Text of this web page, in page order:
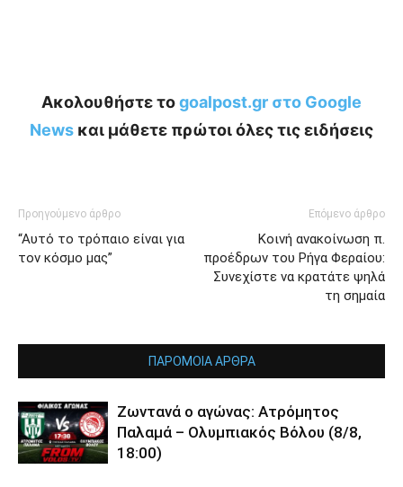
Ακολουθήστε τοgoalpost.gr στο Google
News και μάθετε πρώτοι όλες τις ειδήσεις
Προηγούμενο άρθρο
“Αυτό το τρόπαιο είναι για
τον κόσμο μας”
Επόμενο άρθρο
Κοινή ανακοίνωση π.
προέδρων του Ρήγα Φεραίου:
Συνεχίστε να κρατάτε ψηλά
τη σημαία
ΠΑΡΟΜΟΙΑ ΑΡΘΡΑ
Ζωντανά ο αγώνας: Ατρόμητος
Παλαμά – Ολυμπιακός Βόλου (8/8,
18:00)